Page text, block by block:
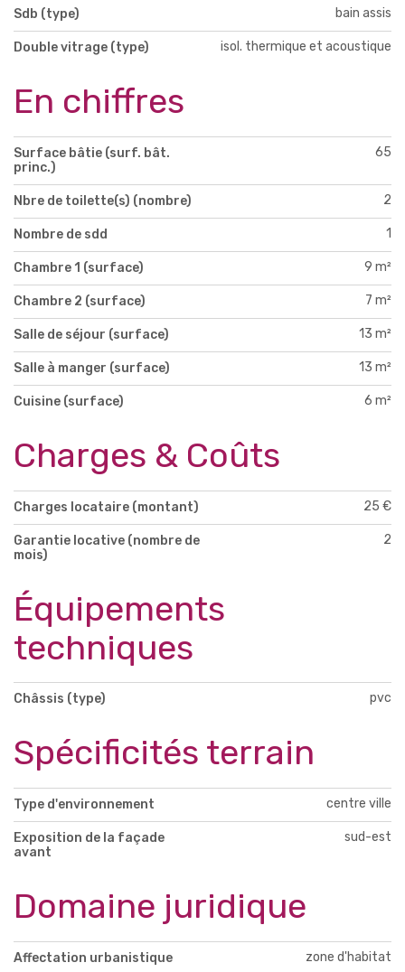
Sdb (type) bain assis
Double vitrage (type) isol. thermique et acoustique
En chiffres
Surface bâtie (surf. bât.
princ.)
65
Nbre de toilette(s) (nombre) 2
Nombre de sdd 1
Chambre 1 (surface) 9 m²
Chambre 2 (surface) 7 m²
Salle de séjour (surface) 13 m²
Salle à manger (surface) 13 m²
Cuisine (surface) 6 m²
Charges & Coûts
Charges locataire (montant) 25 €
Garantie locative (nombre de
mois)
2
Équipements
techniques
Châssis (type) pvc
Spécificités terrain
Type d'environnement centre ville
Exposition de la façade
avant
sud-est
Domaine juridique
Affectation urbanistique zone d'habitat